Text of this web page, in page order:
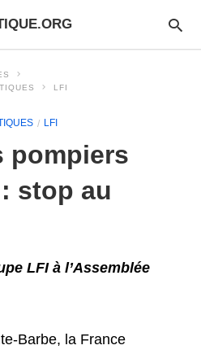
LFI
LFI
pompiers
stop au
LFI à l’Assemblée
Barbe, la France